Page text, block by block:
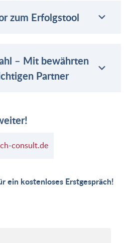
zum Erfolgstool
– Mit bewährten
Partner
consult.de
ein kostenloses Erstgespräch!